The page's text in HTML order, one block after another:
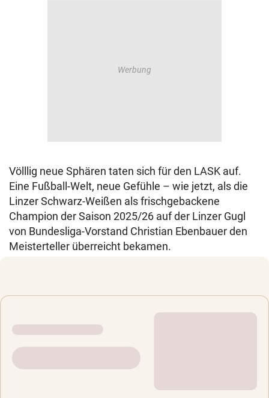
Völllig neue Sphären taten sich für den LASK auf.
Eine Fußball‑Welt, neue Gefühle – wie jetzt, als die
Linzer Schwarz‑Weißen als frischgebackene
Champion der Saison 2025/26 auf der Linzer Gugl
von Bundesliga‑Vorstand Christian Ebenbauer den
Meisterteller überreicht bekamen.